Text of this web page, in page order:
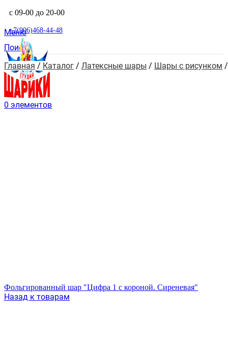
с 09-00 до 20-00
+7(906)468-44-48
Поиск
Меню
0 элементов
Главная / Каталог / Латексные шары / Шары с рисунком
Фольгированный шар "Цифра 1 с короной. Сиреневая"
Назад к товарам